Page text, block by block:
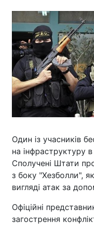
Один із учасників
на інфраструктуру
Сполучені Штати
з боку "Хезболли",
вигляді атак за
Офіційні
загострення